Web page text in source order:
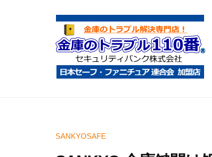
ト
ラ
SANKYOSAFE
庫
の
ト
ラ
ブ
ル
番